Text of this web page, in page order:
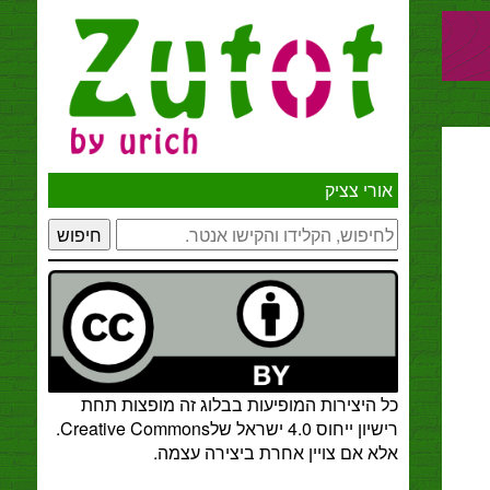
אורי צציק
חיפוש
כל היצירות המופיעות בבלוג זה מופצות תחת
רישיון ייחוס 4.0 ישראל שלCreative Commons
.
אלא אם צויין אחרת ביצירה עצמה.